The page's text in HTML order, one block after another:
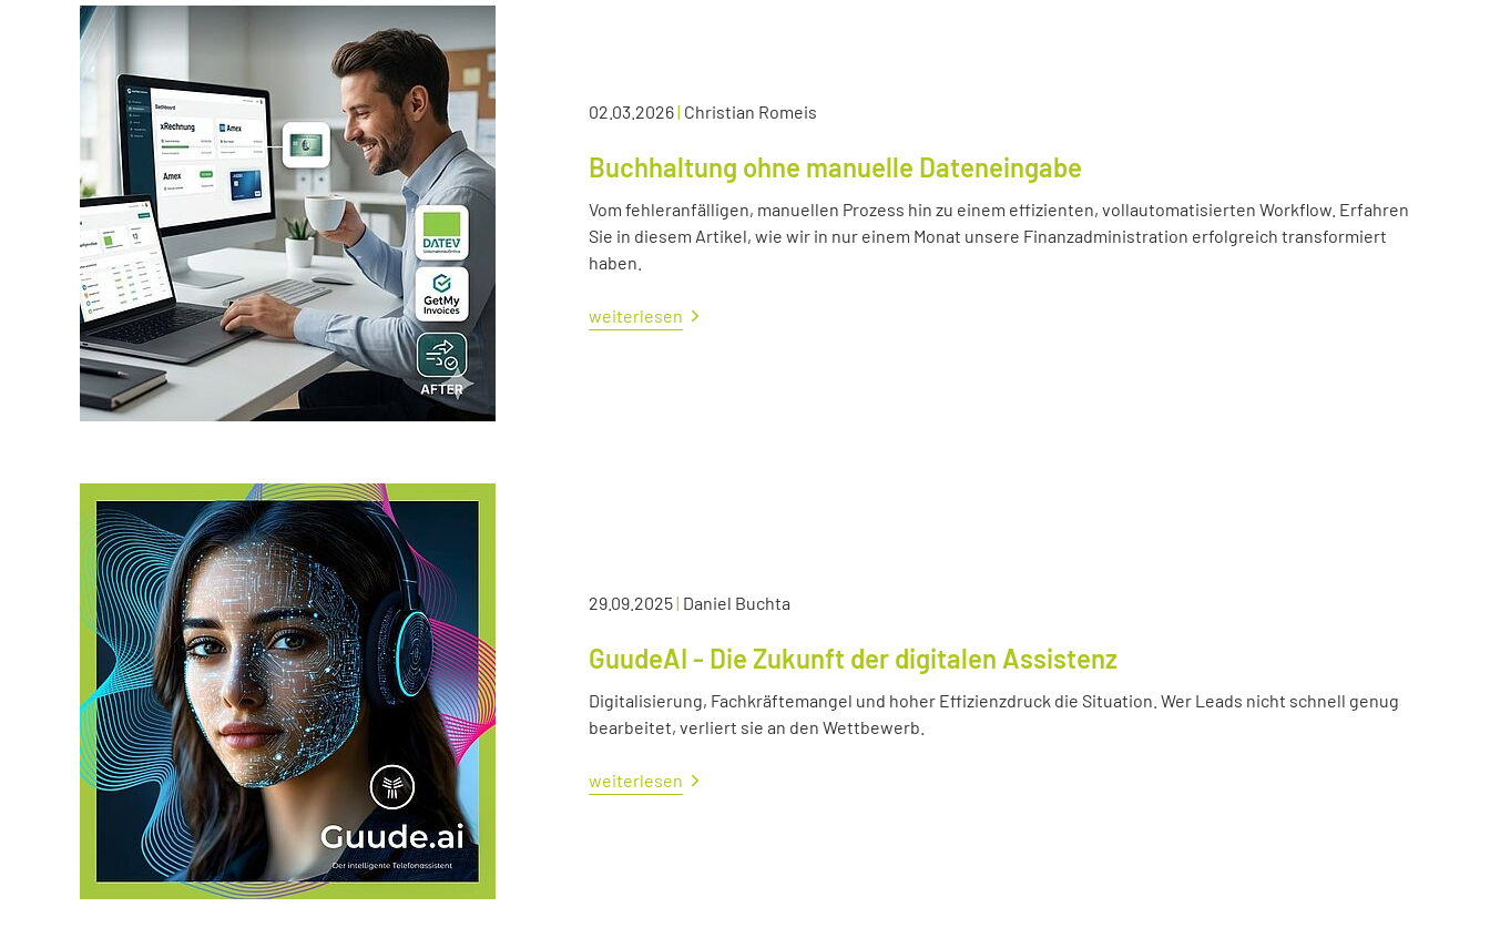
02.03.2026| Christian Romeis
Buchhaltung ohne manuelle Dateneingabe
Vom fehleranfälligen, manuellen Prozess hin zu einem effizienten, vollautomatisierten Workflow. Erfahren
Sie in diesem Artikel, wie wir in nur einem Monat unsere Finanzadministration erfolgreich transformiert
haben.
weiterlesen
29.09.2025| Daniel Buchta
GuudeAI - Die Zukunft der digitalen Assistenz
Digitalisierung, Fachkräftemangel und hoher Effizienzdruck die Situation. Wer Leads nicht schnell genug
bearbeitet, verliert sie an den Wettbewerb.
weiterlesen